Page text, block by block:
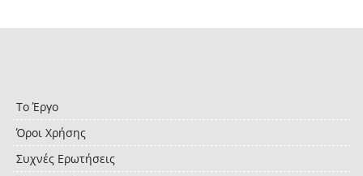
Το Έργο
Όροι Χρήσης
Συχνές Ερωτήσεις